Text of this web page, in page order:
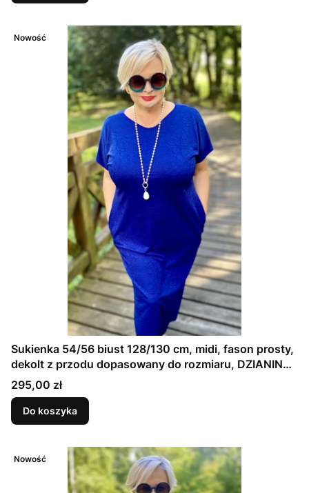
Nowość
Sukienka 54/56 biust 128/130 cm, midi, fason prosty,
dekolt z przodu dopasowany do rozmiaru, DZIANINA
ŻAKARDOWA PREMIUM, GRANATOWA, TŁOCZONE
KWIAT
Cena
295,00 zł
Do koszyka
Nowość